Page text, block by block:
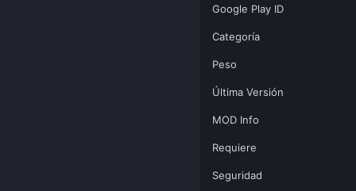
Google Play ID
Categoría
Peso
Última Versión
MOD Info
Requiere
Seguridad